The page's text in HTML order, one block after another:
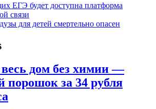
ЕГЭ будет доступна платформа
связи
для детей смертельно опасен
дом без химии —
порошок за 34 рубля